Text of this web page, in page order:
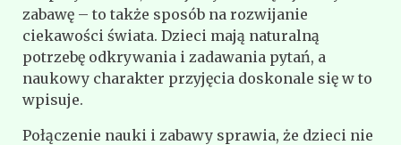
zabawę – to także sposób na rozwijanie
ciekawości świata. Dzieci mają naturalną
potrzebę odkrywania i zadawania pytań, a
naukowy charakter przyjęcia doskonale się w to
wpisuje.
Połączenie nauki i zabawy sprawia, że dzieci nie